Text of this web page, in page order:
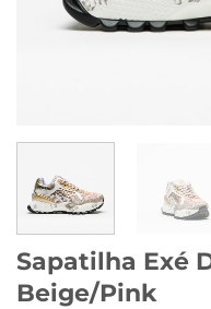
Sapatilha Exé
Beige/Pink